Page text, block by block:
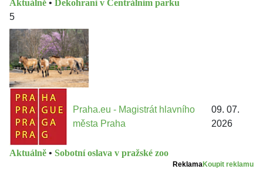
Aktuálně • Dekohraní v Centrálním parku
5
Praha.eu - Magistrát hlavního
města Praha
09. 07.
2026
Aktuálně • Sobotní oslava v pražské zoo
ReklamaKoupit reklamu